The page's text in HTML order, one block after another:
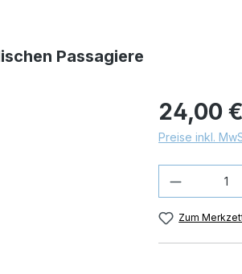
Passagiere
24,00
Preise inkl.
Zum